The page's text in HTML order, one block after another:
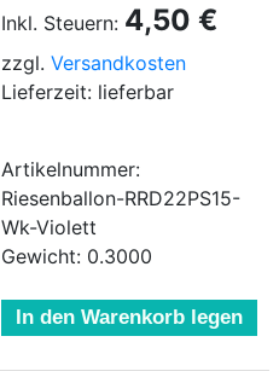
Inkl. Steuern: 4,50 €
zzgl. Versandkosten
Lieferzeit: lieferbar
Artikelnummer:
Riesenballon-RRD22PS15-
Wk-Violett
Gewicht: 0.3000
In den Warenkorb legen